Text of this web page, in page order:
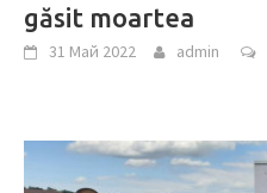
găsit moartea
31 Май 2022 admin